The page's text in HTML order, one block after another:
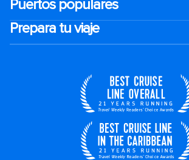
Puertos populares
Prepara tu viaje